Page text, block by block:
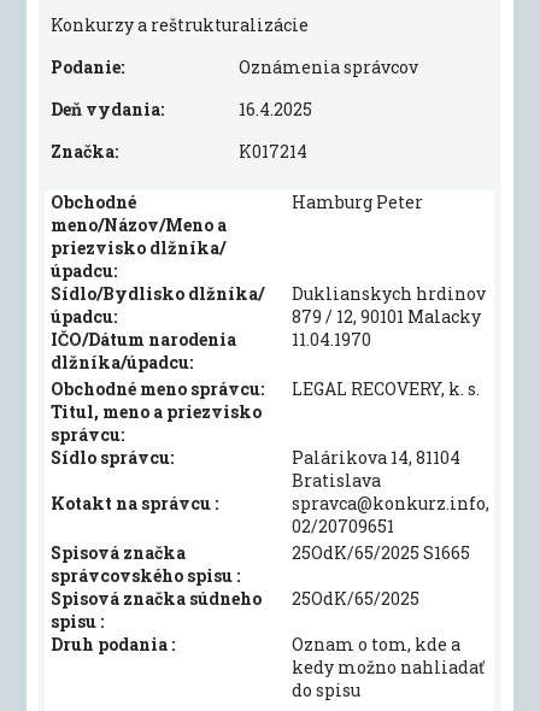
Konkurzy a reštrukturalizácie
Podanie:
Oznámenia správcov
Deň vydania:
16.4.2025
Značka:
K017214
Obchodné
meno/Názov/Meno a
priezvisko dlžníka/
úpadcu:
Hamburg Peter
Sídlo/Bydlisko dlžníka/
úpadcu:
Duklianskych hrdinov
879 / 12, 90101 Malacky
IČO/Dátum narodenia
dlžníka/úpadcu:
11.04.1970
Obchodné meno správcu:
LEGAL RECOVERY, k. s.
Titul, meno a priezvisko
správcu:
Sídlo správcu:
Palárikova 14, 81104
Bratislava
Kotakt na správcu :
spravca@konkurz.info,
02/20709651
Spisová značka
správcovského spisu :
25OdK/65/2025 S1665
Spisová značka súdneho
spisu :
25OdK/65/2025
Druh podania :
Oznam o tom, kde a
kedy možno nahliadať
do spisu